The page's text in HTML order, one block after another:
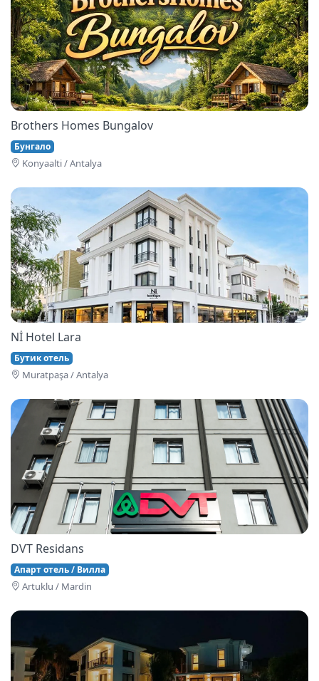
Brothers Homes Bungalov
Бунгало
Konyaalti / Antalya
Nİ Hotel Lara
Бутик отель
Muratpaşa / Antalya
DVT Residans
Апарт отель / Вилла
Artuklu / Mardin